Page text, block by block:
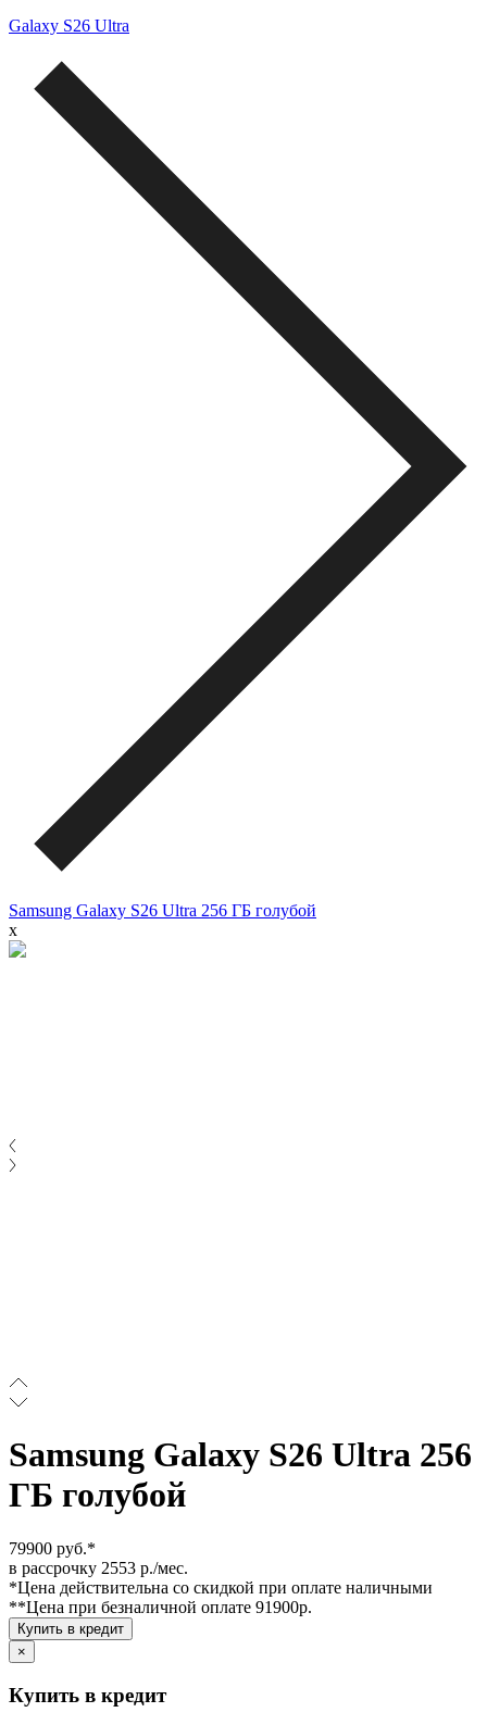
Galaxy S26 Ultra
Samsung Galaxy S26 Ultra 256 ГБ голубой
x
Samsung Galaxy S26 Ultra 256
ГБ голубой
79900 руб.*
в рассрочку 2553 р./мес.
*Цена действительна со скидкой при оплате наличными
**Цена при безналичной оплате 91900р.
Купить в кредит
×
Купить в кредит